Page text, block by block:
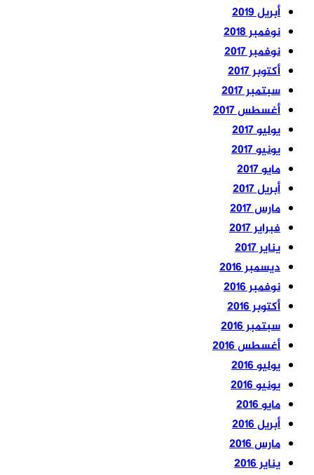
أبريل 2019
نوفمبر 2018
نوفمبر 2017
أكتوبر 2017
سبتمبر 2017
أغسطس 2017
يوليو 2017
يونيو 2017
مايو 2017
أبريل 2017
مارس 2017
فبراير 2017
يناير 2017
ديسمبر 2016
نوفمبر 2016
أكتوبر 2016
سبتمبر 2016
أغسطس 2016
يوليو 2016
يونيو 2016
مايو 2016
أبريل 2016
مارس 2016
يناير 2016